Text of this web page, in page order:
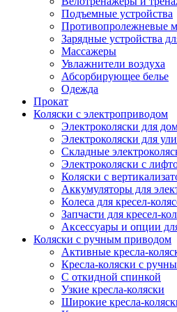
Подъемные устройства
Противопролежневые
Зарядные устройства
Массажеры
Увлажнители воздуха
Абсорбирующее белье
Одежда
Прокат
Коляски с электроприводом
Электроколяски для
Электроколяски для
Складные
Электроколяски с
Коляски с
Аккумуляторы для
Колеса для кресел-
Запчасти для кресел-
Аксессуары и опции
Коляски с ручным приводом
Активные кресла-
Кресла-коляски с
С откидной спинкой
Узкие кресла-коляски
Широкие кресла-